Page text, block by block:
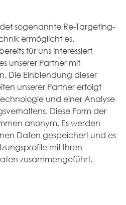
sogenannte Re-Targeting-
ermöglicht es,
für uns interessiert
unserer Partner mit
Die Einblendung dieser
unserer Partner erfolgt
und einer Analyse
Diese Form der
anonym. Es werden
Daten gespeichert und es
mit Ihren
zusammengeführt.